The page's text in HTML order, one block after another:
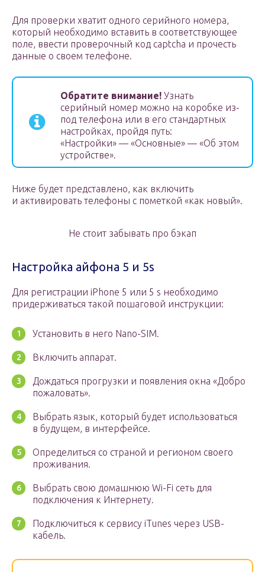
Для проверки хватит одного серийного номера,
который необходимо вставить в соответствующее
поле, ввести проверочный код captcha и прочесть
данные о своем телефоне.
Обратите внимание! Узнать
серийный номер можно на коробке из-
под телефона или в его стандартных
настройках, пройдя путь:
«Настройки» — «Основные» — «Об этом
устройстве».
Ниже будет представлено, как включить
и активировать телефоны с пометкой «как новый».
Не стоит забывать про бэкап
Настройка айфона 5 и 5s
Для регистрации iPhone 5 или 5 s необходимо
придерживаться такой пошаговой инструкции:
Установить в него Nano-SIM.
Включить аппарат.
Дождаться прогрузки и появления окна «Добро
пожаловать».
Выбрать язык, который будет использоваться
в будущем, в интерфейсе.
Определиться со страной и регионом своего
проживания.
Выбрать свою домашнюю Wi-Fi сеть для
подключения к Интернету.
Подключиться к сервису iTunes через USB-
кабель.